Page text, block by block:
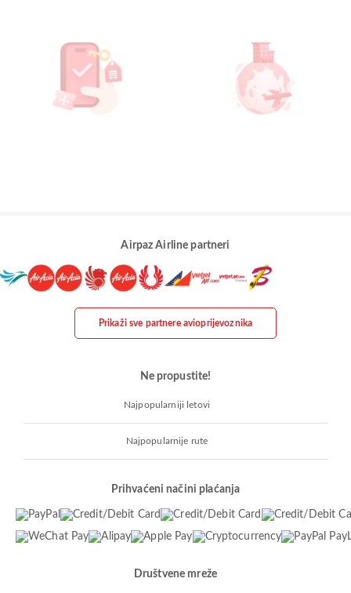
Airpaz Airline partneri
Prikaži sve partnere avioprijevoznika
Ne propustite!
Najpopularniji letovi
Najpopularnije rute
Prihvaćeni načini plaćanja
Društvene mreže